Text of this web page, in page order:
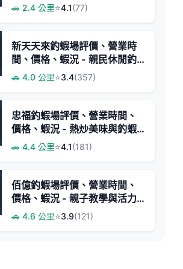
🚗 2.4 公里⭐4.1(77)
新天天來釣蝦場評價、營業時
間、價格、蝦況 - 親民休閒釣
🚗 4.0 公里⭐3.4(357)
忠福釣蝦場評價、營業時間、
價格、蝦況 - 熱炒美味與釣蝦
挑戰
🚗 4.4 公里⭐4.1(181)
佰億釣蝦場評價、營業時間、
價格、蝦況 - 親子教學與活力
公蝦體驗
🚗 4.6 公里⭐3.9(121)